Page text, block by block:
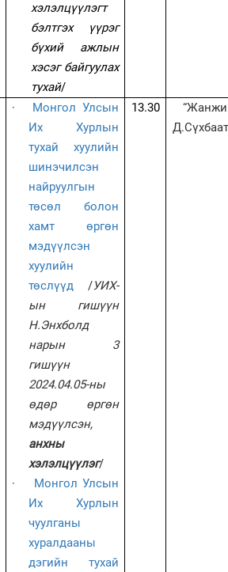
хэлэлцүүлэгт
бэлтгэх үүрэг
бүхий ажлын
хэсэг байгуулах
тухай/
·
Монгол Улсын
Их Хурлын
тухай хуулийн
шинэчилсэн
найруулгын
төсөл болон
хамт өргөн
мэдүүлсэн
хуулийн
төслүүд
/УИХ-
ын гишүүн
Н.Энхболд
нарын 3
гишүүн
2024.04.05-ны
өдөр өргөн
мэдүүлсэн,
анхны
хэлэлцүүлэг/
·
Монгол Улсын
Их Хурлын
чуулганы
хуралдааны
дэгийн тухай
13.30